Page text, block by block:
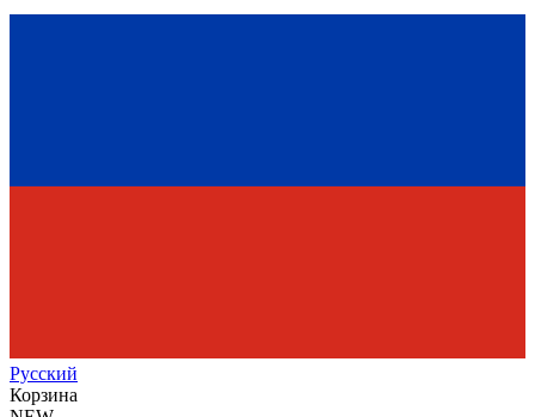
Русский
Корзина